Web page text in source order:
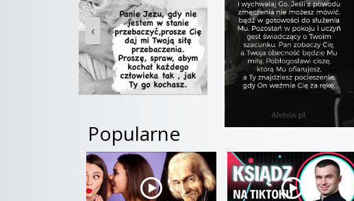
‹
Popularne